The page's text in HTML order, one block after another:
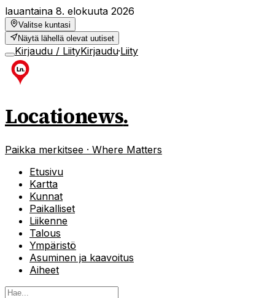
lauantaina 8. elokuuta 2026
Valitse kuntasi
Näytä lähellä olevat uutiset
Kirjaudu / LiityKirjaudu·Liity
Locationews.
Paikka merkitsee · Where Matters
Etusivu
Kartta
Kunnat
Paikalliset
Liikenne
Talous
Ympäristö
Asuminen ja kaavoitus
Aiheet